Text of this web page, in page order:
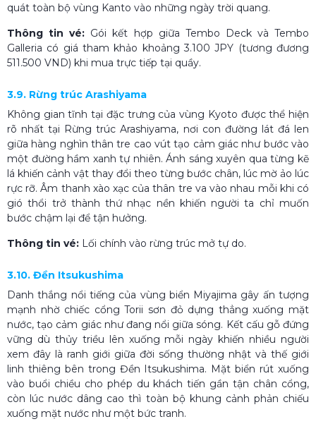
quát toàn bộ vùng Kanto vào những ngày trời quang.
Thông tin vé: Gói kết hợp giữa Tembo Deck và Tembo
Galleria có giá tham khảo khoảng 3.100 JPY (tương đương
511.500 VND) khi mua trực tiếp tại quầy.
3.9. Rừng trúc Arashiyama
Không gian tĩnh tại đặc trưng của vùng Kyoto được thể hiện
rõ nhất tại Rừng trúc Arashiyama, nơi con đường lát đá len
giữa hàng nghìn thân tre cao vút tạo cảm giác như bước vào
một đường hầm xanh tự nhiên. Ánh sáng xuyên qua từng kẽ
lá khiến cảnh vật thay đổi theo từng bước chân, lúc mờ ảo lúc
rực rỡ. Âm thanh xào xạc của thân tre va vào nhau mỗi khi có
gió thổi trở thành thứ nhạc nền khiến người ta chỉ muốn
bước chậm lại để tận hưởng.
Thông tin vé: Lối chính vào rừng trúc mở tự do.
3.10. Đền Itsukushima
Danh thắng nổi tiếng của vùng biển Miyajima gây ấn tượng
mạnh nhờ chiếc cổng Torii sơn đỏ dựng thẳng xuống mặt
nước, tạo cảm giác như đang nổi giữa sóng. Kết cấu gỗ đứng
vững dù thủy triều lên xuống mỗi ngày khiến nhiều người
xem đây là ranh giới giữa đời sống thường nhật và thế giới
linh thiêng bên trong Đền Itsukushima. Mặt biển rút xuống
vào buổi chiều cho phép du khách tiến gần tận chân cổng,
còn lúc nước dâng cao thì toàn bộ khung cảnh phản chiếu
xuống mặt nước như một bức tranh.